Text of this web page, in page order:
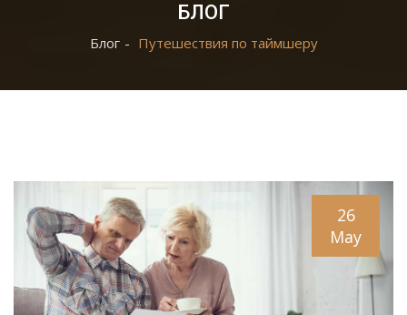
БЛОГ
Блог Путешествия по таймшеру
26
May